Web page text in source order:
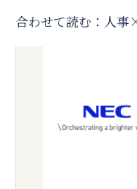
合わせて読む：人